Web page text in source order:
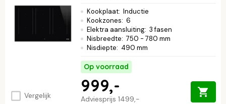
Vergelijk
Kookplaat: Inductie
Kookzones: 6
Elektra aansluiting: 3 fasen
Nisbreedte: 750 - 780 mm
Nisdiepte: 490 mm
Op voorraad
Adviesprijs 1499,-
999,-